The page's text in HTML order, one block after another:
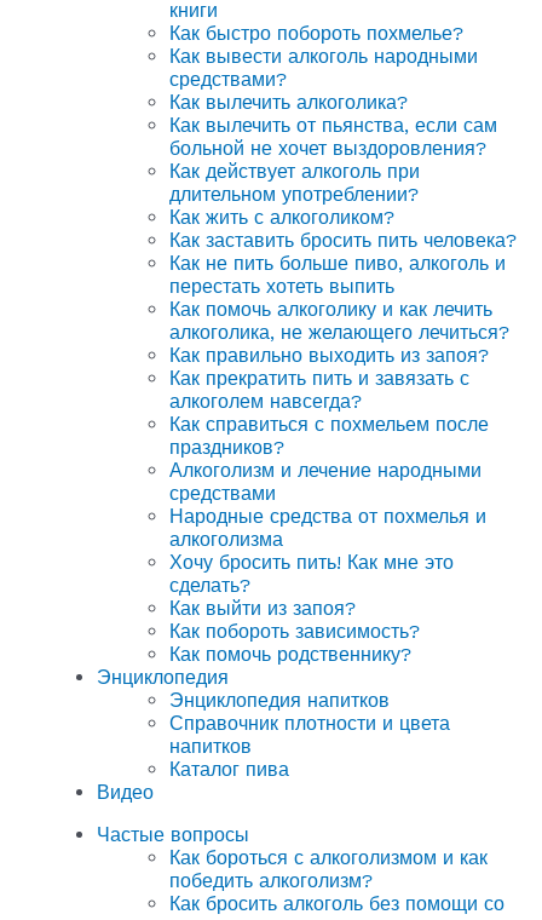
книги
Как быстро побороть похмелье?
Как вывести алкоголь народными
средствами?
Как вылечить алкоголика?
Как вылечить от пьянства, если сам
больной не хочет выздоровления?
Как действует алкоголь при
длительном употреблении?
Как жить с алкоголиком?
Как заставить бросить пить человека?
Как не пить больше пиво, алкоголь и
перестать хотеть выпить
Как помочь алкоголику и как лечить
алкоголика, не желающего лечиться?
Как правильно выходить из запоя?
Как прекратить пить и завязать с
алкоголем навсегда?
Как справиться с похмельем после
праздников?
Алкоголизм и лечение народными
средствами
Народные средства от похмелья и
алкоголизма
Хочу бросить пить! Как мне это
сделать?
Как выйти из запоя?
Как побороть зависимость?
Как помочь родственнику?
Энциклопедия
Энциклопедия напитков
Справочник плотности и цвета
напитков
Каталог пива
Видео
Частые вопросы
Как бороться с алкоголизмом и как
победить алкоголизм?
Как бросить алкоголь без помощи со